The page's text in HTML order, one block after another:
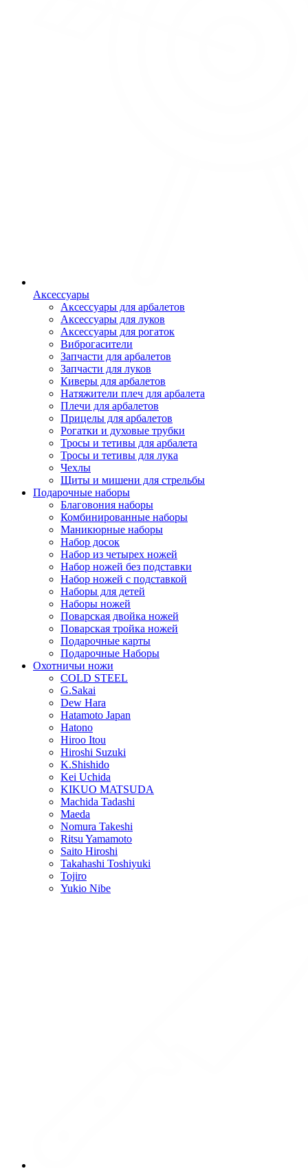
Аксессуары
Аксессуары для арбалетов
Аксессуары для луков
Аксессуары для рогаток
Виброгасители
Запчасти для арбалетов
Запчасти для луков
Киверы для арбалетов
Натяжители плеч для арбалета
Плечи для арбалетов
Прицелы для арбалетов
Рогатки и духовые трубки
Тросы и тетивы для арбалета
Тросы и тетивы для лука
Чехлы
Щиты и мишени для стрельбы
Подарочные наборы
Благовония наборы
Комбинированные наборы
Маникюрные наборы
Набор досок
Набор из четырех ножей
Набор ножей без подставки
Набор ножей с подставкой
Наборы для детей
Наборы ножей
Поварская двойка ножей
Поварская тройка ножей
Подарочные карты
Подарочные Наборы
Охотничьи ножи
COLD STEEL
G.Sakai
Dew Hara
Hatamoto Japan
Hatono
Hiroo Itou
Hiroshi Suzuki
K.Shishido
Kei Uchida
KIKUO MATSUDA
Machida Tadashi
Maeda
Nomura Takeshi
Ritsu Yamamoto
Saito Hiroshi
Takahashi Toshiyuki
Tojiro
Yukio Nibe